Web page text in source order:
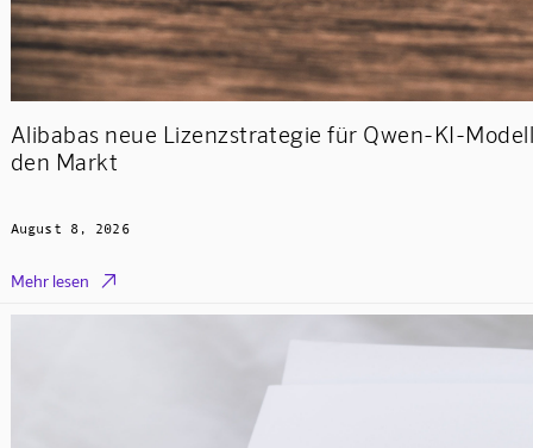
Alibabas neue Lizenzstrategie für Qwen-KI-
den Markt
August 8, 2026
Mehr lesen 